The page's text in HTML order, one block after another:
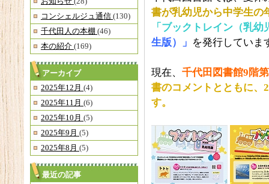
コンシェルジュ通信 (130)
千代田人の本棚 (46)
本の紹介 (169)
アーカイブ
2025年12月 (4)
2025年11月 (6)
2025年10月 (5)
2025年9月 (5)
2025年8月 (5)
最近の記事
書が乳幼児から中学生の
「ブックトレイン（乳幼
生版）」 を発行していま
現在、 千代田図書館9階
書のコメントとともに、
す。